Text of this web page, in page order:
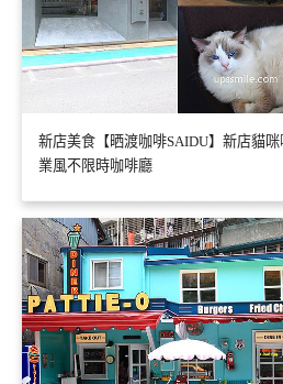
新店美食【晒渡咖啡SAIDU】新店貓
業風不限時咖啡廳